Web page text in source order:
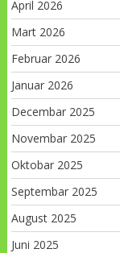
April 2026
Mart 2026
Februar 2026
Januar 2026
Decembar 2025
Novembar 2025
Oktobar 2025
Septembar 2025
August 2025
Juni 2025